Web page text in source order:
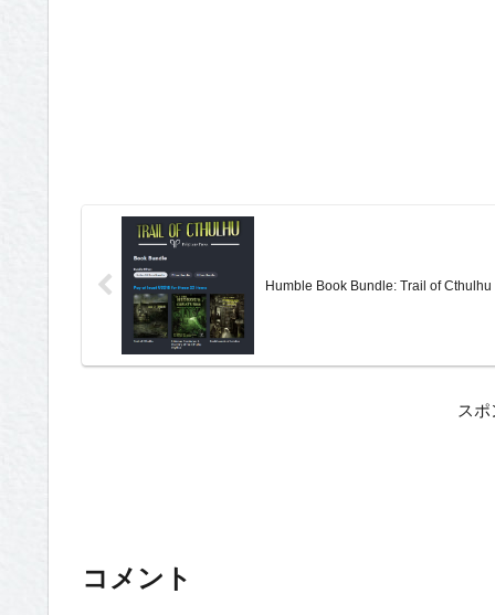
Humble Book Bundle: Trail of Cthulhu
スポ
コメント